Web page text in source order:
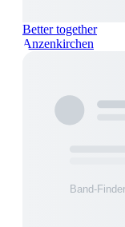
Better together
Anzenkirchen